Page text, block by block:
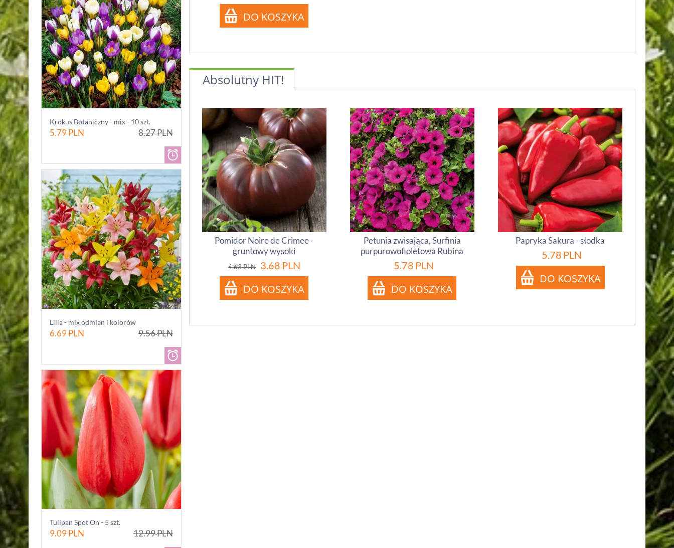
Krokus Botaniczny - mix - 10 szt.
5.79PLN 8.27PLN
Lilia - mix odmian i kolorów
6.69PLN 9.56PLN
Tulipan Spot On - 5 szt.
9.09PLN 12.99PLN
Absolutny HIT!
Pomidor Noire de Crimee -
gruntowy wysoki
4.63PLN 3.68 PLN
Petunia zwisająca, Surfinia
purpurowofioletowa Rubina
5.78 PLN
Papryka Sakura - słodka
5.78 PLN